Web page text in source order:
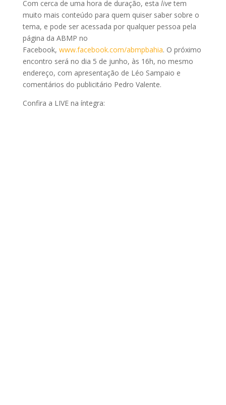
Com cerca de uma hora de duração, esta livetem
muito mais conteúdo para quem quiser saber sobre o
tema, e pode ser acessada por qualquer pessoa pela
página da ABMP no
Facebook, www.facebook.com/abmpbahia. O próximo
encontro será no dia 5 de junho, às 16h, no mesmo
endereço, com apresentação de Léo Sampaio e
comentários do publicitário Pedro Valente.
Confira a LIVE na íntegra: